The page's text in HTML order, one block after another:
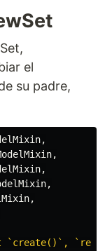
el
su padre,
,
,
,
,
,
`create()`,